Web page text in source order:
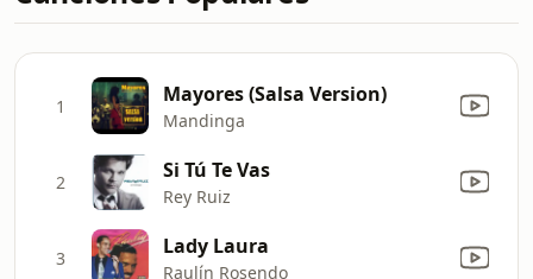
1 Mayores (Salsa Version)
Mandinga
2 Si Tú Te Vas
Rey Ruiz
3 Lady Laura
Raulín Rosendo